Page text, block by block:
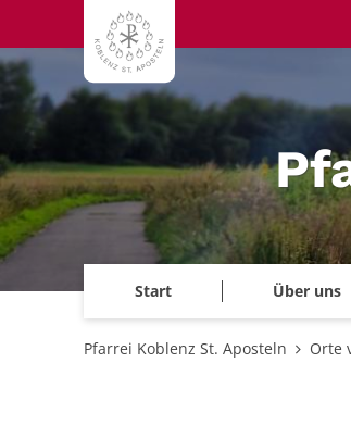
Zum Inhalt springen
Start Über uns
Pfarrei Koblenz St. Aposteln Orte